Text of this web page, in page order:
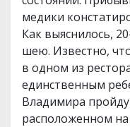
медики
Как выяснилось,
шею. Известно,
в одном из
единственным
Владимира
расположенном